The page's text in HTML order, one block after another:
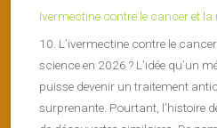
Ivermectine contre le cancer et la
10. L’ivermectine contre le
science en 2026 ? L’idée qu’un
puisse devenir un traitement
surprenante. Pourtant, l’histoire